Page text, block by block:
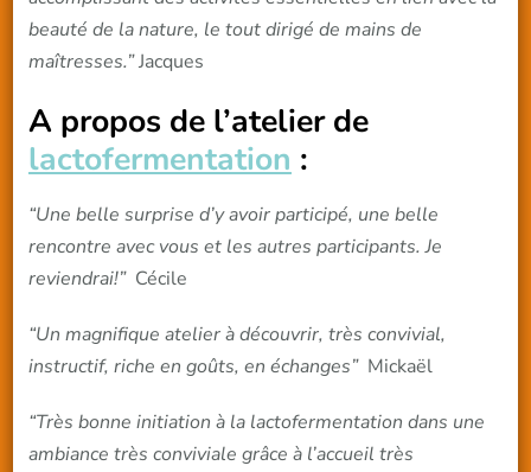
beauté de la nature, le tout dirigé de mains de
maîtresses.”Jacques
A propos de l’atelier de
lactofermentation :
“Une belle surprise d’y avoir participé, une belle
rencontre avec vous et les autres participants. Je
reviendrai!” Cécile
“Un magnifique atelier à découvrir, très convivial,
instructif, riche en goûts, en échanges”Mickaël
“Très bonne initiation à la lactofermentation dans une
ambiance très conviviale grâce à l’accueil très